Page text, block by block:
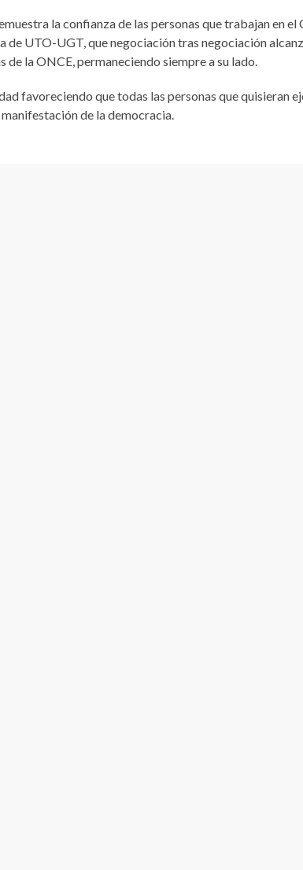
la confianza de las personas que trabajan en el
UTO-UGT, que negociación tras negociación
la ONCE, permaneciendo siempre a su lado.
favoreciendo que todas las personas que quisieran
de la democracia.